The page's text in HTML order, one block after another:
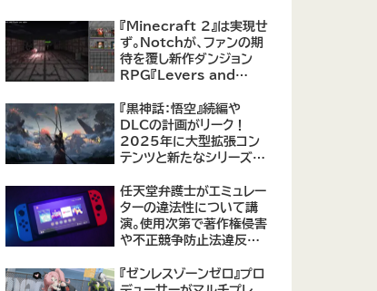
『Minecraft 2』は実現せ
ず。Notchが、ファンの期
待を覆し新作ダンジョン
RPG『Levers and
表！
『黒神話：悟空』続編や
DLCの計画がリーク！
2025年に大型拡張コン
テンツと新たなシリーズ作
【09/17更新】
任天堂弁護士がエミュレー
ターの違法性について講
演。使用次第で著作権侵害
や不正競争防止法違反に
『ゼンレスゾーンゼロ』プロ